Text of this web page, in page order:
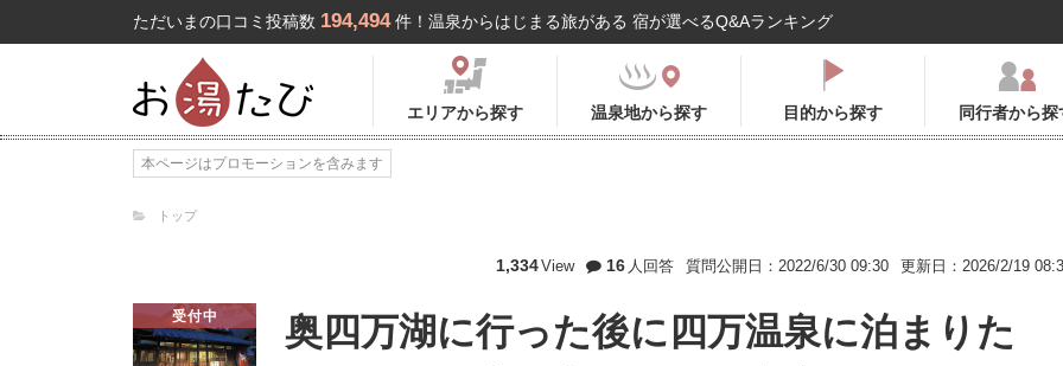
ただいまの口コミ投稿数 194,494 件！温泉からはじまる旅がある 宿が選べるQ&Aランキング
エリアから探す 温泉地から探す 目的から探す 同行者から探
本ページはプロモーションを含みます
トップ
1,334View 16 人回答 質問公開日：2022/6/30 09:30 更新日：2026/2/19
受付中
奥四万湖に行った後に四万温泉に泊まりた